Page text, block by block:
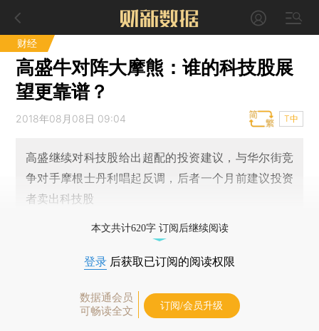
财经
高盛牛对阵大摩熊：谁的科技股展
望更靠谱？
2018年08月08日 09:04 T中
高盛继续对科技股给出超配的投资建议，与华尔街竞
争对手摩根士丹利唱起反调，后者一个月前建议投资
者卖出科技股
本文共计620字 订阅后继续阅读
登录 后获取已订阅的阅读权限
数据通会员
可畅读全文
订阅/会员升级